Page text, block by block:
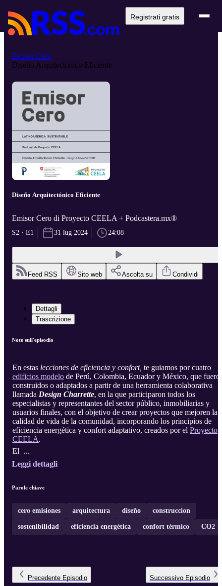
Registrati gratis
Emisor Cero
Diseño Arquitectónico Eficiente
Diseño Arquitectónico Eficiente
Emisor Cero di Proyecto CEELA + Podcastera.mx®
S2 · E1 31 lug 2024 24:08
Feed RSS Sito web Ascolta su Condividi
Dettagli
Trascrizione
Note sull'episodio
En estas lecciones de eficiencia y confort, te guiamos por cuatro
edificios modelo de Perú, Colombia, Ecuador y México, que
construidos o adaptados a partir de una herramienta colaborativa
llamada Design Charrette, en la que participaron todos los
especialistas y representantes del sector público, inmobiliarias y
usuarios finales, con el objetivo de crear proyectos que mejoren la
calidad de vida de la comunidad, incorporando los principios de
eficiencia energética y confort adaptativo, creados por el Proyecto
CEELA.
El ...
Leggi dettagli
Parole chiave
cero emisiones arquitectura diseño construccion
sostenibilidad eficiencia energética confort térmico CO2
Precedente Episodio Successivo Episodio